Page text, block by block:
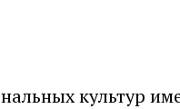
культур